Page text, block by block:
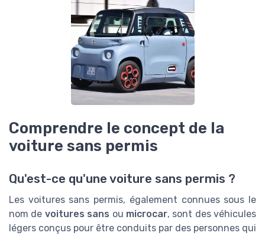
Comprendre le concept de la
voiture sans permis
Qu'est-ce qu'une voiture sans permis ?
Les voitures sans permis, également connues sous le
nom de voitures sans ou microcar, sont des véhicules
légers conçus pour être conduits par des personnes qui